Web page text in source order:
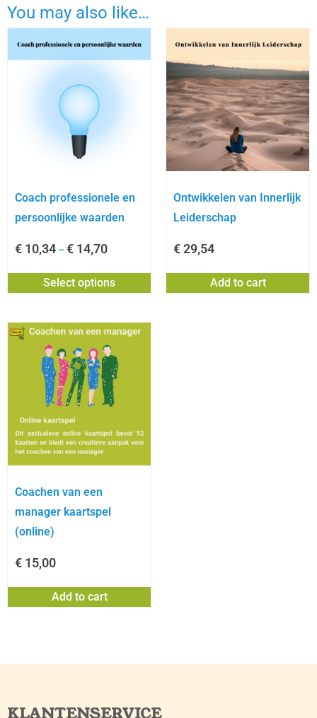
You may also like…
Coach professionele en
persoonlijke waarden
€ 10,34 – € 14,70
Select options
Ontwikkelen van Innerlijk
Leiderschap
€29,54
Add to cart
Coachen van een
manager kaartspel
(online)
€ 15,00
Add to cart
KLANTENSERVICE